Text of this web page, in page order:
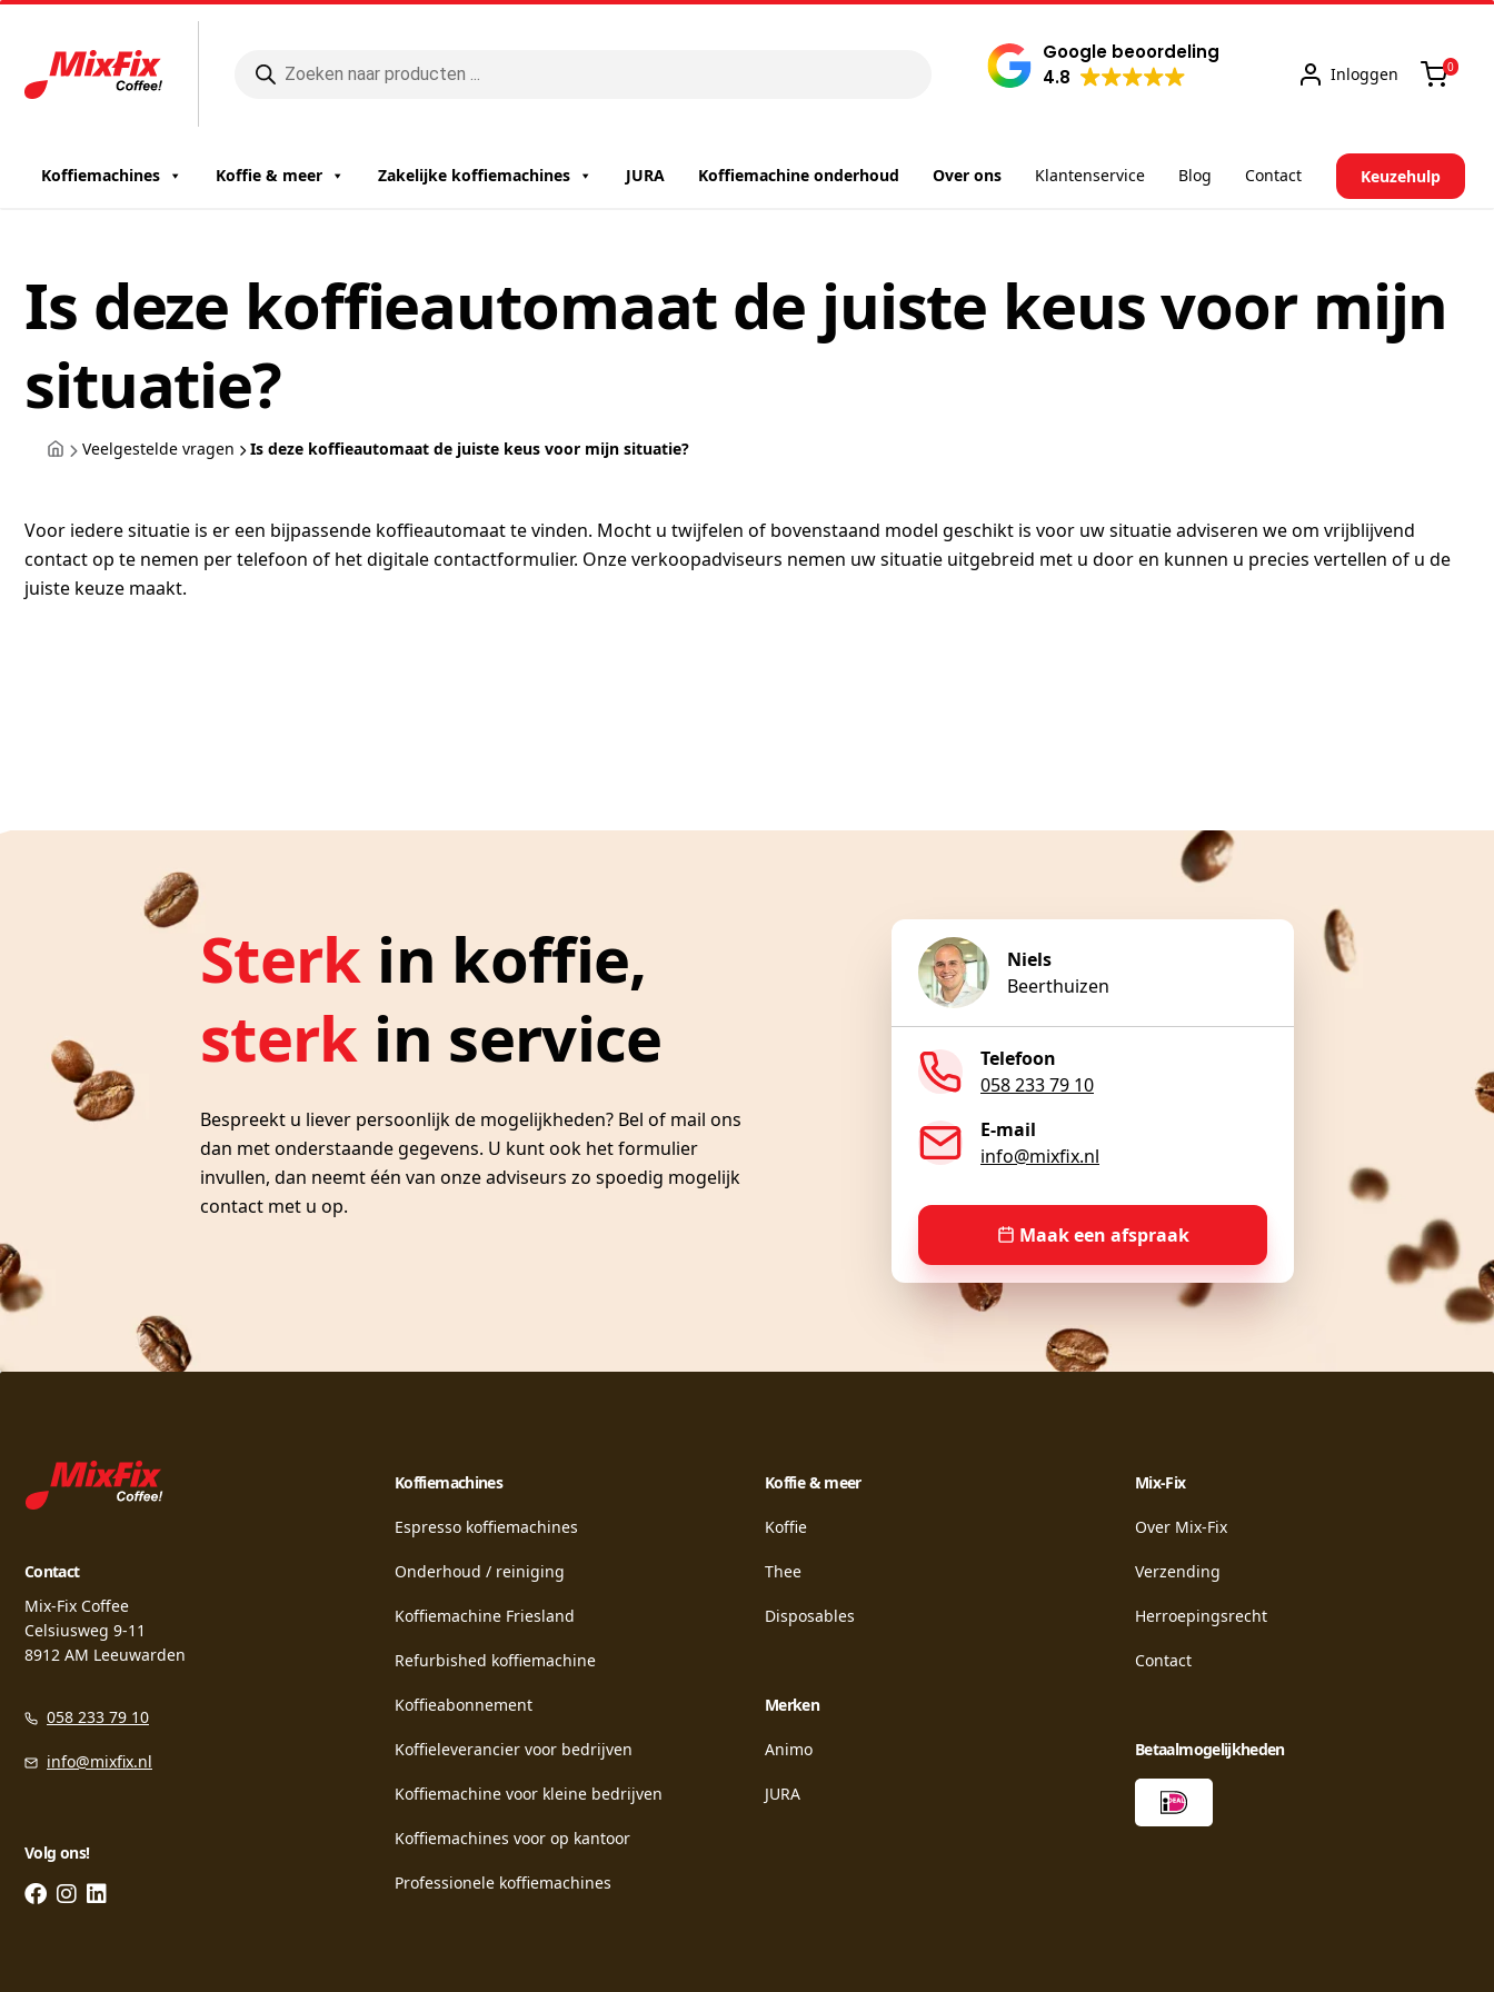
zoeken
Google beoordeling
4.8
Inloggen 0
Koffiemachines Koffie & meer Zakelijke koffiemachines JURA Koffiemachine onderhoud Over ons Klantenservice Blog Contact Keuzehulp
Is deze koffieautomaat de juiste keus voor mijn
situatie?
Veelgestelde vragen Is deze koffieautomaat de juiste keus voor mijn situatie?
Voor iedere situatie is er een bijpassende koffieautomaat te vinden. Mocht u twijfelen of bovenstaand model geschikt is voor uw situatie adviseren we om vrijblijvend
contact op te nemen per telefoon of het digitale contactformulier. Onze verkoopadviseurs nemen uw situatie uitgebreid met u door en kunnen u precies vertellen of u de
juiste keuze maakt.
Sterkin koffie,
sterkin service
Bespreekt u liever persoonlijk de mogelijkheden? Bel of mail ons
dan met onderstaande gegevens. U kunt ook het formulier
invullen, dan neemt één van onze adviseurs zo spoedig mogelijk
contact met u op.
Niels
Beerthuizen
Telefoon
058 233 79 10
E-mail
info@mixfix.nl
Maak een afspraak
Contact
Mix-Fix Coffee
Celsiusweg 9-11
8912 AM Leeuwarden
058 233 79 10
info@mixfix.nl
Volg ons!
Koffiemachines
Espresso koffiemachines
Onderhoud / reiniging
Koffiemachine Friesland
Refurbished koffiemachine
Koffieabonnement
Koffieleverancier voor bedrijven
Koffiemachine voor kleine bedrijven
Koffiemachines voor op kantoor
Professionele koffiemachines
Koffie & meer
Koffie
Thee
Disposables
Merken
Animo
JURA
Mix-Fix
Over Mix-Fix
Verzending
Herroepingsrecht
Contact
Betaalmogelijkheden